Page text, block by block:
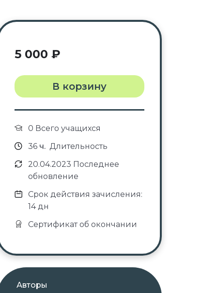
5 000 ₽
В корзину
0 Всего учащихся
36 ч. Длительность
20.04.2023 Последнее
обновление
Срок действия зачисления:
14 дн
Сертификат об окончании
Авторы